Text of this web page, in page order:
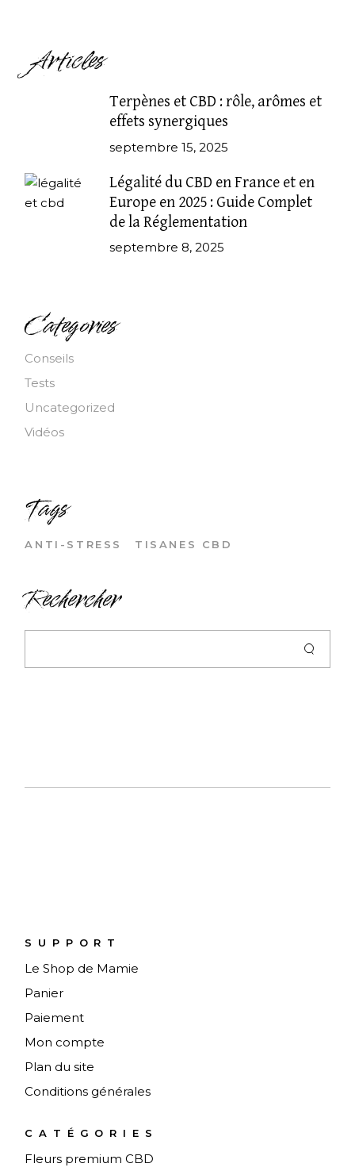
Articles
Terpènes et CBD : rôle, arômes et
effets synergiques
septembre 15, 2025
Légalité du CBD en France et en
Europe en 2025 : Guide Complet
de la Réglementation
septembre 8, 2025
Categories
Conseils
Tests
Uncategorized
Vidéos
Tags
ANTI-STRESS TISANES CBD
Rechercher
Search
SUPPORT
Le Shop de Mamie
Panier
Paiement
Mon compte
Plan du site
Conditions générales
CATÉGORIES
Fleurs premium CBD